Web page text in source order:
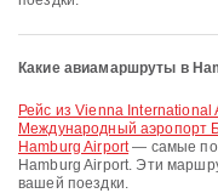
Какие авиамаршруты в
рейс из Vienna
Международный аэропорт
Hamburg Airport— самые
Hamburg Airport. Эти
вашей поездки.